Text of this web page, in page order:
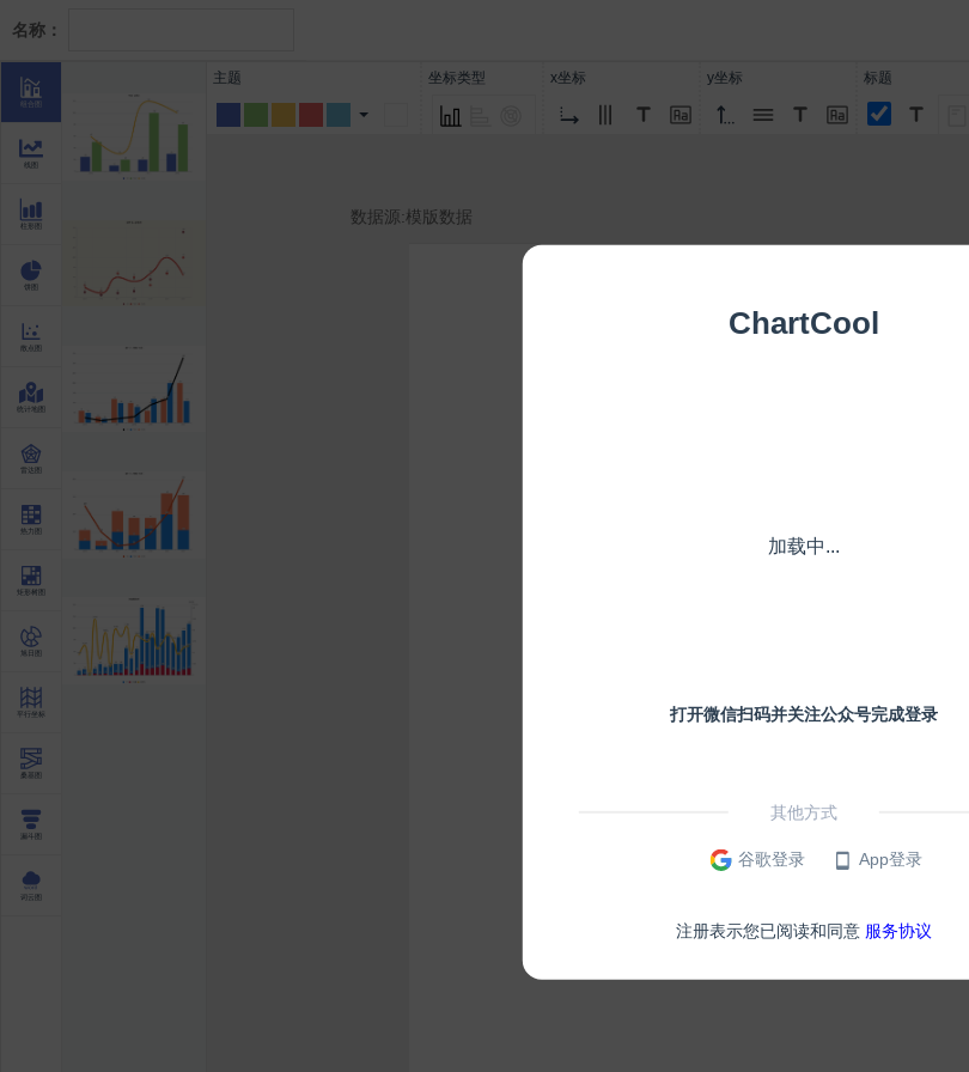
名称：
组合图
线图
柱形图
饼图
散点图
统计地图
雷达图
热力图
矩形树图
旭日图
平行坐标
桑基图
漏斗图
词云图
主题 坐标类型 x坐标 y坐标 标题
数据源:模版数据
ChartCool
加载中...
打开微信扫码并关注公众号完成登录
其他方式
谷歌登录 App登录
注册表示您已阅读和同意 服务协议